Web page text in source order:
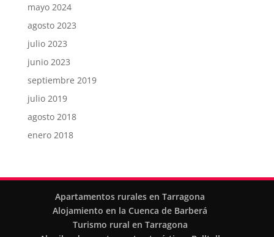
mayo 2024
agosto 2023
julio 2023
junio 2023
septiembre 2019
julio 2019
agosto 2018
enero 2018
Apartamentos rurales en Tarragona
Alojamiento en la Cuenca de Barberá
Turismo rural en Tarragona